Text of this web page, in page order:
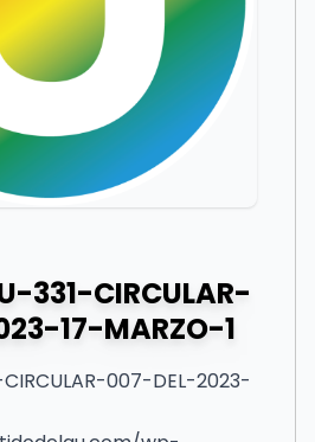
331-CIRCULAR-
17-MARZO-1
007-DEL-2023-